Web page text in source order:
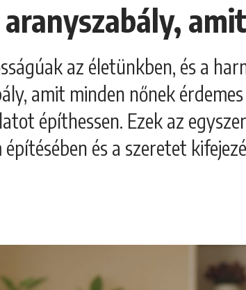
az életünkben, és a
amit minden nőnek
építhessen. Ezek az
és a szeretet